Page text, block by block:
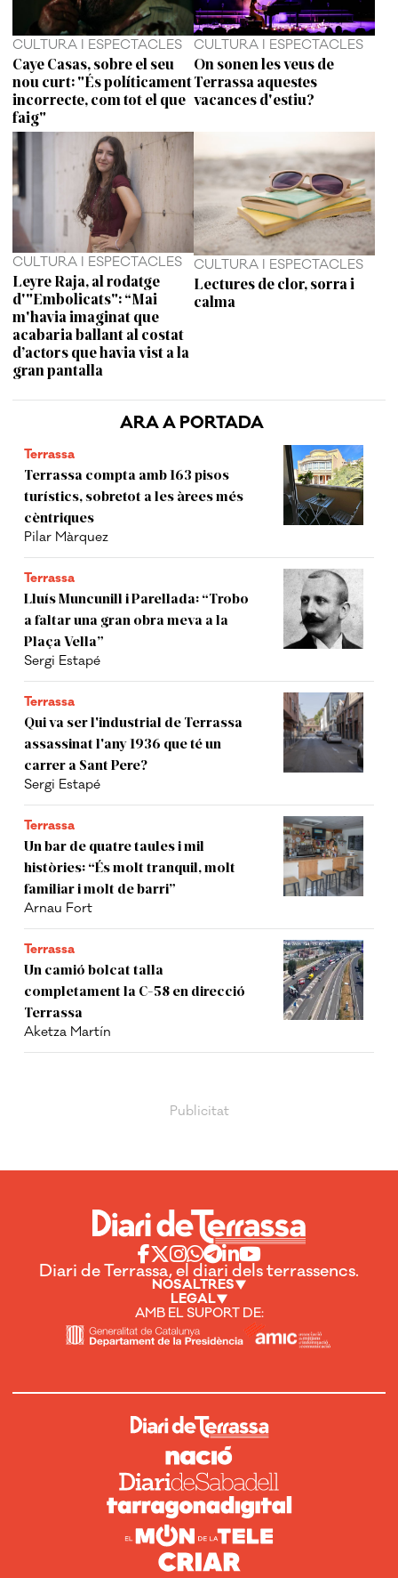
ARA A PORTADA
Terrassa
Terrassa compta amb 163 pisos
turístics, sobretot a les àrees més
cèntriques
Pilar Màrquez
Terrassa
Lluís Muncunill i Parellada: “Trobo
a faltar una gran obra meva a la
Plaça Vella”
Sergi Estapé
Terrassa
Qui va ser l'industrial de Terrassa
assassinat l'any 1936 que té un
carrer a Sant Pere?
Sergi Estapé
Terrassa
Un bar de quatre taules i mil
històries: “És molt tranquil, molt
familiar i molt de barri”
Arnau Fort
Terrassa
Un camió bolcat talla
completament la C-58 en direcció
Terrassa
Aketza Martín
CULTURA I ESPECTACLES
Caye Casas, sobre el seu
nou curt: "És políticament
incorrecte, com tot el que
faig"
CULTURA I ESPECTACLES
On sonen les veus de
Terrassa aquestes
vacances d'estiu?
CULTURA I ESPECTACLES
Leyre Raja, al rodatge
d'"Embolicats": “Mai
m'havia imaginat que
acabaria ballant al costat
d’actors que havia vist a la
gran pantalla
CULTURA I ESPECTACLES
Lectures de clor, sorra i
calma
Diari de Terrassa, el diari dels terrassencs.
NOSALTRES
LEGAL
AMB EL SUPORT DE: